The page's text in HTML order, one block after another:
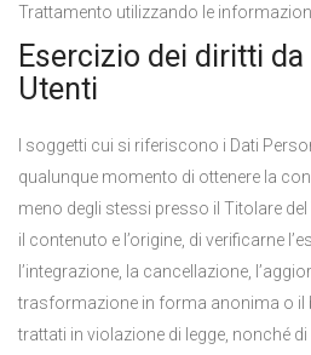
Trattamento utilizzando le
Esercizio dei diritti
Utenti
I soggetti cui si riferiscono i Dati
qualunque momento di ottenere la
meno degli stessi presso il Titolare
il contenuto e l’origine, di verificarne
l’integrazione, la cancellazione,
trasformazione in forma anonima o il
trattati in violazione di legge, nonché